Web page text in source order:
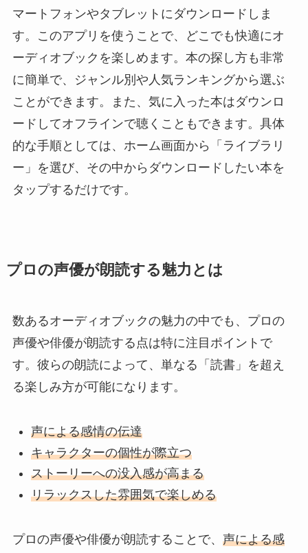
マートフォンやタブレットにダウンロードしま
す。このアプリを使うことで、どこでも快適にオ
ーディオブックを楽しめます。本の探し方も非常
に簡単で、ジャンル別や人気ランキングから選ぶ
ことができます。また、気に入った本はダウンロ
ードしてオフラインで聴くこともできます。具体
的な手順としては、ホーム画面から「ライブラリ
ー」を選び、その中からダウンロードしたい本を
タップするだけです。
プロの声優が朗読する魅力とは
数あるオーディオブックの魅力の中でも、プロの
声優や俳優が朗読する点は特に注目ポイントで
す。彼らの朗読によって、単なる「読書」を超え
る楽しみ方が可能になります。
声による感情の伝達
キャラクターの個性が際立つ
ストーリーへの没入感が高まる
リラックスした雰囲気で楽しめる
プロの声優や俳優が朗読することで、 声による感